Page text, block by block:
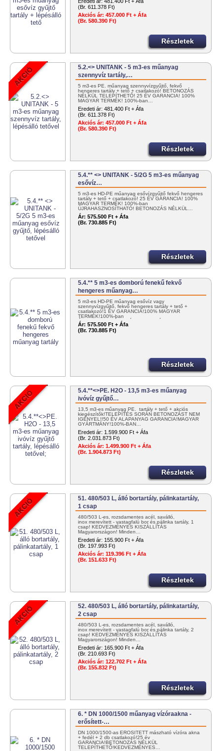
(Br. 611.378 Ft)
Akciós ár: 457.000 Ft + Áfa
(Br. 580.390 Ft)
Részletek
5.2.<> UNITANK - 5 m3-es műanyag
szennyvíz tartály,…
5 m3-es PE. műanyag szennyvízgyűjtő, fekvő
hengeres tartály + tető + csatlakozó! BETONOZÁS
NÉLKÜL TELEPÍTHETŐ! 25 ÉV GARANCIA! 100%
MAGYAR TERMÉK! 100%-ban…
Eredeti ár: 481.400 Ft + Áfa
(Br. 611.378 Ft)
Akciós ár: 457.000 Ft + Áfa
(Br. 580.390 Ft)
Részletek
5.4.** <> UNITANK - 5/2G 5 m3-es műanyag
esővíz…
5 m3-es HD-PE műanyag esővízgyűjtő fekvő hengeres
tartály + tető + csatlakozó! 25 ÉV GARANCIA! 100%
MAGYAR TERMÉK! 100%-ban
ÚJRAHASZNOSÍTHATÓ! BETONOZÁS NÉLKÜL…
Ár: 575.500 Ft + Áfa
(Br. 730.885 Ft)
Részletek
5.4.** 5 m3-es domború fenekű fekvő
hengeres műanyag…
5 m3-es HD-PE műanyag esővíz vagy
szennyvízgyűjtő, fekvő hengeres tartály + tető +
csatlakozó!1 ÉV GARANCIA!100% MAGYAR
TERMÉK!100%-ban
ÚJRAHASZNOSÍTHATÓ!BETONOZÁS…
Ár: 575.500 Ft + Áfa
(Br. 730.885 Ft)
Részletek
5.4.**<>PE. H2O - 13,5 m3-es műanyag
ivóvíz gyűjtő…
13,5 m3-es műanyag PE. tartály + tető + akciós
kiegészítők!TELEPÍTÉS SORÁN BETONOZÁST NEM
IGÉNYEL!!50 ÉV ALAPANYAG GARANCIA!MAGYAR
GYÁRTMÁNY!100%-BAN…
Eredeti ár: 1.599.900 Ft + Áfa
(Br. 2.031.873 Ft)
Akciós ár: 1.499.900 Ft + Áfa
(Br. 1.904.873 Ft)
Részletek
51. 480/503 L, álló bortartály, pálinkatartály,
1 csap
480/503 L-es, rozsdamentes acél, saválló,
inox merevített - vastagfalú bor és pálinka tartály, 1
csap! KEDVEZMÉNYES KISZÁLLÍTÁS
Magyarországon! Minden…
Eredeti ár: 155.900 Ft + Áfa
(Br. 197.993 Ft)
Akciós ár: 119.396 Ft + Áfa
(Br. 151.633 Ft)
Részletek
52. 480/503 L, álló bortartály, pálinkatartály,
2 csap
480/503 L-es, rozsdamentes acél, saválló,
inox merevített - vastagfalú bor és pálinka tartály, 2
csap! KEDVEZMÉNYES KISZÁLLÍTÁS
Magyarországon! Minden…
Eredeti ár: 165.900 Ft + Áfa
(Br. 210.693 Ft)
Akciós ár: 122.702 Ft + Áfa
(Br. 155.832 Ft)
Részletek
6. * DN 1000/1500 műanyag vízóraakna -
erősített-…
DN 1000/1500-as ERŐSÍTETT mászható vízóra akna
+ fedél + 2 db csatlakozó!25 év
GARANCIA!BETONOZÁS NÉLKÜL
TELEPÍTHETŐ!KEDVEZMÉNYES…